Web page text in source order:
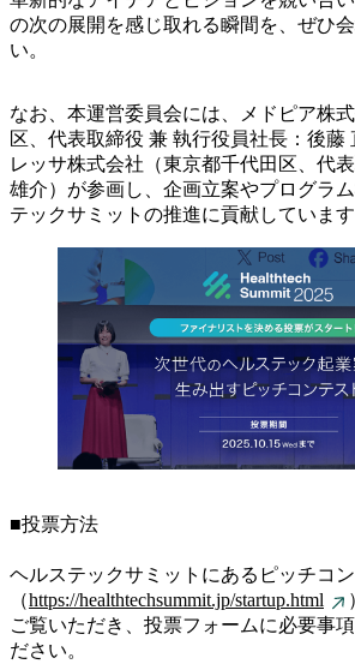
の次の展開を感じ取れる瞬間を、ぜひ
い。
なお、本運営委員会には、メドピア株
区、代表取締役 兼 執行役員社長：後藤
レッサ株式会社（東京都千代田区、代
雄介）が参画し、企画立案やプログラ
テックサミットの推進に貢献しています
■投票方法
ヘルステックサミットにあるピッチコ
（https://healthtechsummit.jp/startup.html
ご覧いただき、投票フォームに必要事
ださい。